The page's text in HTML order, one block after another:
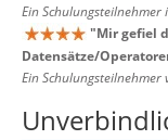
Ein
"Mir gefiel
Datensätze/
Ein